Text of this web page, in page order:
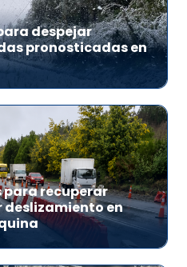
despejar
pronosticadas en
recuperar
en